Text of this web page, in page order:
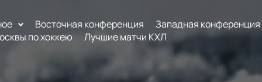
Восточная конференция
Западная конференция
по хоккею
Лучшие матчи КХЛ